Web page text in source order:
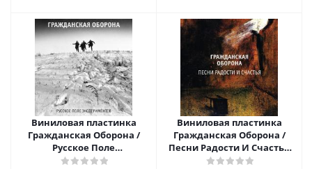
Виниловая пластинка
Гражданская Оборона /
Русское Поле
Экспериментов (LP)
Виниловая пластинка
Гражданская Оборона /
Песни Радости И Счастья
(LP)